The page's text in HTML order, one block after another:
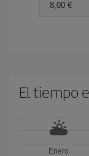
8,00 €
El tiempo
Enero